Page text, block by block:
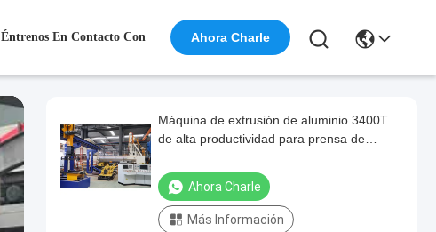
Éntrenos En Contacto Con Ahora Charle
Máquina de extrusión de aluminio 3400T
de alta productividad para prensa de
Ahora Charle
Más Información